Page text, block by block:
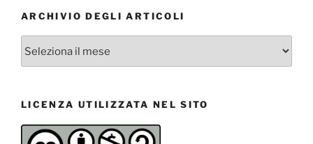
ARCHIVIO DEGLI ARTICOLI
LICENZA UTILIZZATA NEL SITO